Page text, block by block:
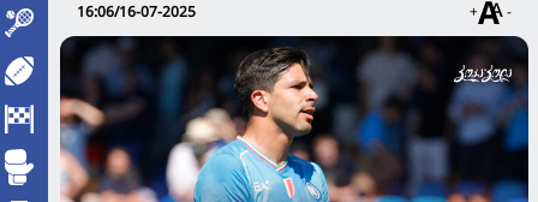
16:06/16-07-2025 + -